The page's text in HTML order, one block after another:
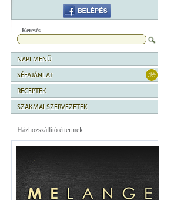
Keresés
NAPI MENÜ
SÉFAJÁNLAT
RECEPTEK
SZAKMAI SZERVEZETEK
Házhozszállító éttermek: